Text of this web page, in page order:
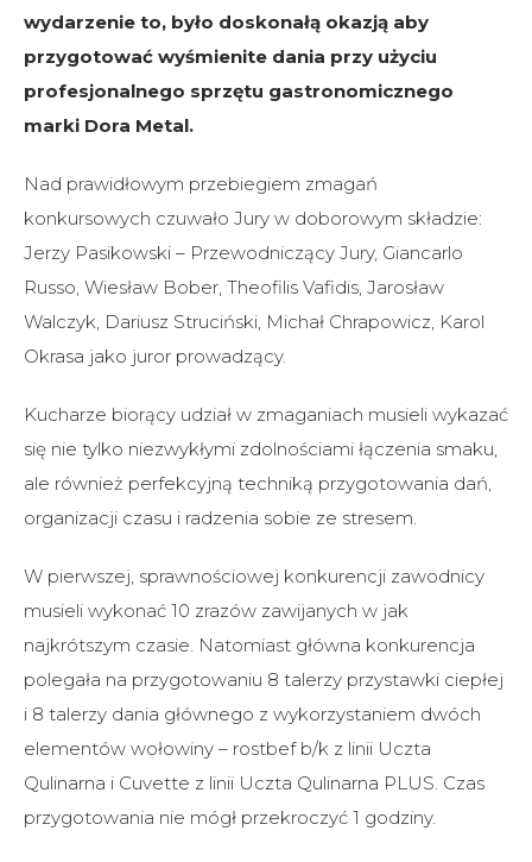
wydarzenie to, było doskonałą okazją aby
przygotować wyśmienite dania przy użyciu
profesjonalnego sprzętu gastronomicznego
marki Dora Metal.
Nad prawidłowym przebiegiem zmagań
konkursowych czuwało Jury w doborowym składzie:
Jerzy Pasikowski – Przewodniczący Jury, Giancarlo
Russo, Wiesław Bober, Theofilis Vafidis, Jarosław
Walczyk, Dariusz Struciński, Michał Chrapowicz, Karol
Okrasa jako juror prowadzący.
Kucharze biorący udział w zmaganiach musieli wykazać
się nie tylko niezwykłymi zdolnościami łączenia smaku,
ale również perfekcyjną techniką przygotowania dań,
organizacji czasu i radzenia sobie ze stresem.
W pierwszej, sprawnościowej konkurencji zawodnicy
musieli wykonać 10 zrazów zawijanych w jak
najkrótszym czasie. Natomiast główna konkurencja
polegała na przygotowaniu 8 talerzy przystawki ciepłej
i 8 talerzy dania głównego z wykorzystaniem dwóch
elementów wołowiny – rostbef b/k z linii Uczta
Qulinarna i Cuvette z linii Uczta Qulinarna PLUS. Czas
przygotowania nie mógł przekroczyć 1 godziny.